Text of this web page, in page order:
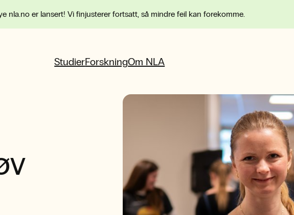
nla.no er lansert! Vi finjusterer fortsatt, så mindre feil kan forekomme.
StudierForskningOm NLA